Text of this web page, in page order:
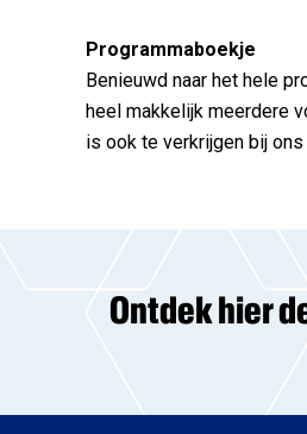
Programmaboekje
Benieuwd naar het hele
heel makkelijk meerdere
is ook te verkrijgen bij ons
Ontdek hier